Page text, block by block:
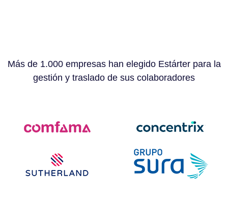
Más de 1.000 empresas han elegido Estárter para la
gestión y traslado de sus colaboradores